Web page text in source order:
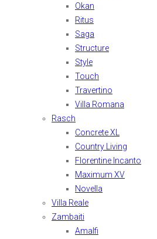
Okan
Ritus
Saga
Structure
Style
Touch
Travertino
Villa Romana
Rasch
Concrete XL
Country Living
Florentine Incanto
Maximum XV
Novella
Villa Reale
Zambaiti
Amalfi